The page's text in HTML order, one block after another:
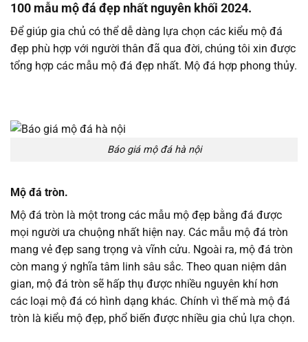
100 mẫu mộ đá đẹp nhất nguyên khối 2024.
Để giúp gia chủ có thể dễ dàng lựa chọn các kiểu mộ đá
đẹp phù hợp với người thân đã qua đời, chúng tôi xin được
tổng hợp các mẫu mộ đá đẹp nhất. Mộ đá hợp phong thủy.
Báo giá mộ đá hà nội
Mộ đá tròn.
Mộ đá tròn là một trong các mẫu mộ đẹp bằng đá được
mọi người ưa chuộng nhất hiện nay. Các mẫu mộ đá tròn
mang vẻ đẹp sang trọng và vĩnh cửu. Ngoài ra, mộ đá tròn
còn mang ý nghĩa tâm linh sâu sắc. Theo quan niệm dân
gian, mộ đá tròn sẽ hấp thụ được nhiều nguyên khí hơn
các loại mộ đá có hình dạng khác. Chính vì thế mà mộ đá
tròn là kiểu mộ đẹp, phổ biến được nhiều gia chủ lựa chọn.